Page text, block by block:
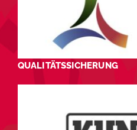
QUALITÄTSSICHERUNG